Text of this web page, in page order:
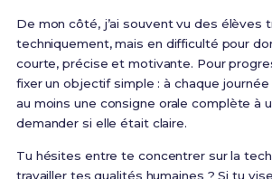
De mon côté, j’ai souvent vu des élèves
techniquement, mais en difficulté pour
courte, précise et motivante. Pour
fixer un objectif simple : à chaque
au moins une consigne orale complète à
demander si elle était claire.
Tu hésites entre te concentrer sur la
travailler tes qualités humaines ? Si tu